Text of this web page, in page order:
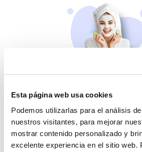
Esta página web usa cookies
Podemos utilizarlas para el análisis
nuestros visitantes, para mejorar
mostrar contenido personalizado y
excelente experiencia en el sitio web.
Si no te mimas tú…